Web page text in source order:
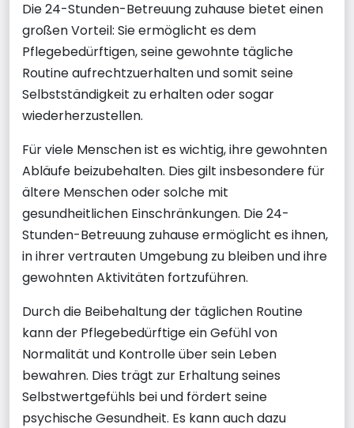
Die 24-Stunden-Betreuung zuhause bietet einen
großen Vorteil: Sie ermöglicht es dem
Pflegebedürftigen, seine gewohnte tägliche
Routine aufrechtzuerhalten und somit seine
Selbstständigkeit zu erhalten oder sogar
wiederherzustellen.
Für viele Menschen ist es wichtig, ihre gewohnten
Abläufe beizubehalten. Dies gilt insbesondere für
ältere Menschen oder solche mit
gesundheitlichen Einschränkungen. Die 24-
Stunden-Betreuung zuhause ermöglicht es ihnen,
in ihrer vertrauten Umgebung zu bleiben und ihre
gewohnten Aktivitäten fortzuführen.
Durch die Beibehaltung der täglichen Routine
kann der Pflegebedürftige ein Gefühl von
Normalität und Kontrolle über sein Leben
bewahren. Dies trägt zur Erhaltung seines
Selbstwertgefühls bei und fördert seine
psychische Gesundheit. Es kann auch dazu